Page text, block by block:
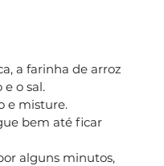
a farinha de arroz
o sal.
e misture.
bem até ficar
alguns minutos,